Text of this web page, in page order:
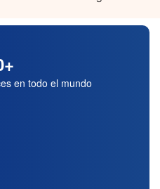
en todo el mundo